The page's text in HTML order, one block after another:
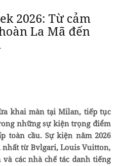
2026: Từ cảm
La Mã đến
khai màn tại Milan, tiếp tục
những sự kiện trọng điểm
toàn cầu. Sự kiện năm 2026
từ Bvlgari, Louis Vuitton,
các nhà chế tác danh tiếng